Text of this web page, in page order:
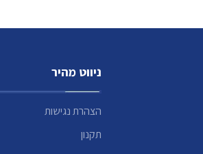
ניווט מהיר
הצהרת נגישות
תקנון